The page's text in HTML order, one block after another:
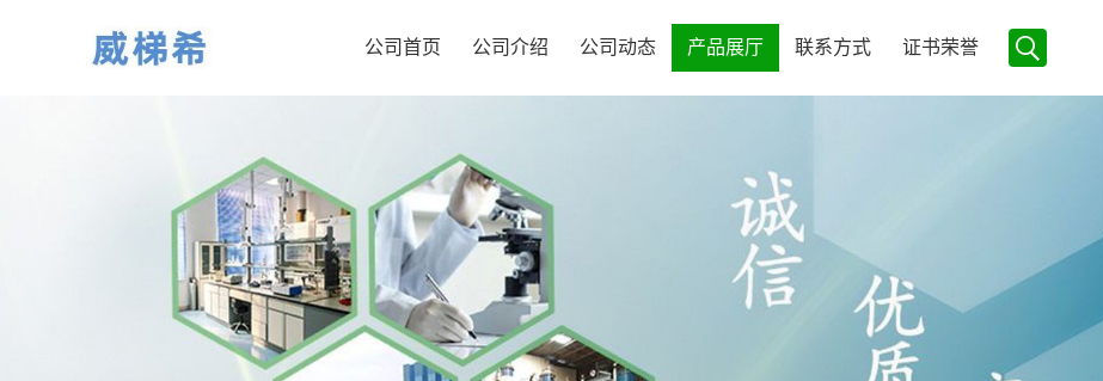
公司首页 公司介绍 公司动态 产品展厅 联系方式 证书荣誉